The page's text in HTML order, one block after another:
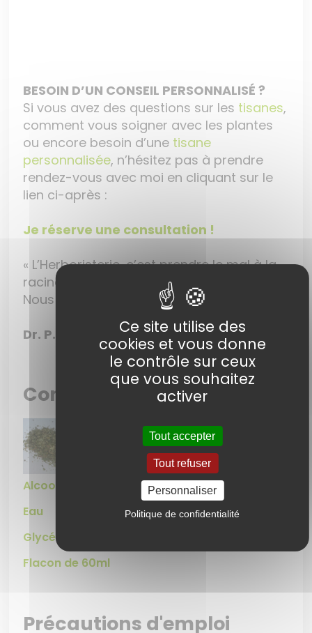
BESOIN D’UN CONSEIL PERSONNALISÉ ?
Si vous avez des questions sur les tisanes,
comment vous soigner avec les plantes
ou encore besoin d’une tisane
personnalisée, n’hésitez pas à prendre
rendez-vous avec moi en cliquant sur le
lien ci-après :
Je réserve une consultation !
« L’Herboristerie, c’est prendre le mal à la
racine, mais il ne faut pas se planter !
Nous sommes là pour vous conseiller. »
Dr. P. Sammut
Composition
Noisetier - Corylus
Alcool 24%
Eau
Glycérine
Flacon de 60ml
Précautions d'emploi
Ce site utilise des
cookies et vous donne
le contrôle sur ceux
que vous souhaitez
activer
Tout accepter
Tout refuser
Personnaliser
Politique de confidentialité